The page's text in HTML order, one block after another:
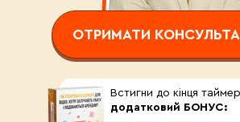
Встигни до кінця
додатковий БОНУС:
ОТРИМАТИ